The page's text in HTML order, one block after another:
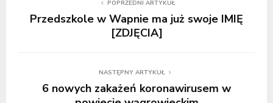
POPRZEDNI ARTYKUŁ
Przedszkole w Wapnie ma już swoje IMIĘ
[ZDJĘCIA]
NASTĘPNY ARTYKUŁ
6 nowych zakażeń koronawirusem w